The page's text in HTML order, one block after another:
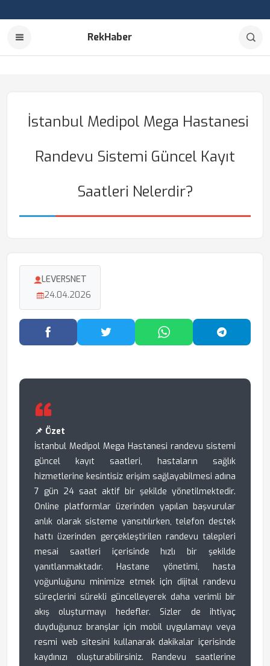
RekHaber
İstanbul Medipol Mega Hastanesi
Randevu Sistemi Güncel Kayıt
Saatleri Nelerdir?
LEVERSNET
24.04.2026
Facebook'ta PaylaşTwitter'da PaylaşWhatsApp'ta Paylaş
📌 Özet
İstanbul Medipol Mega Hastanesi randevu sistemi
güncel kayıt saatleri, hastaların sağlık
hizmetlerine kesintisiz erişim sağlayabilmesi adına
7 gün 24 saat aktif bir şekilde yönetilmektedir.
Online platformlar üzerinden yapılan başvurular
anlık olarak sisteme yansıtılırken, telefon destek
hattı üzerinden gerçekleştirilen randevu talepleri
mesai saatleri içerisinde hızlı bir şekilde
yanıtlanmaktadır. Hastane yönetimi, hasta
yoğunluğunu minimize etmek için dijital randevu
süreçlerini sürekli güncelleyerek daha verimli bir
akış oluşturmayı hedefler. Sizler de ihtiyaç
duyduğunuz branşlar için mobil uygulamayı veya
resmi web sitesini kullanarak dakikalar içerisinde
kaydınızı oluşturabilirsiniz. Randevu saatlerine